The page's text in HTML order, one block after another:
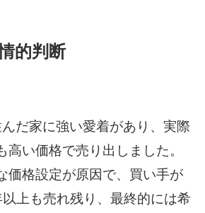
的判断
だ家に強い愛着があり、実際
高い価格で売り出しました。
価格設定が原因で、買い手が
上も売れ残り、最終的には希